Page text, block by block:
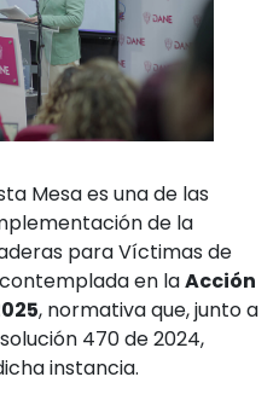
Mesa es una de las
de la
para Víctimas de
en laAcción
, normativa que, junto a
470 de 2024,
instancia.